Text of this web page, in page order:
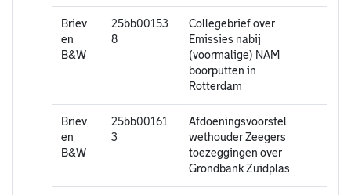
Briev
en
B&W
25bb00153
8
Collegebrief over
Emissies nabij
(voormalige) NAM
boorputten in
Rotterdam
Briev
en
B&W
25bb00161
3
Afdoeningsvoorstel
wethouder Zeegers
toezeggingen over
Grondbank Zuidplas